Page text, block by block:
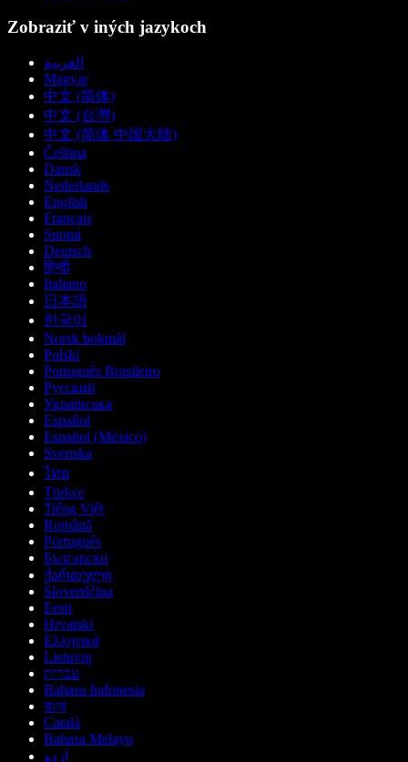
Zobraziť v iných jazykoch
العربية
Magyar
中文 (简体)
中文 (台灣)
中文 (简体 中国大陆)
Čeština
Dansk
Nederlands
English
Français
Suomi
Deutsch
हिन्दी
Italiano
日本語
한국어
Norsk bokmål
Polski
Português Brasileiro
Русский
Українська
Español
Español (México)
Svenska
ไทย
Türkçe
Tiếng Việt
Română
Português
Български
ქართული
Slovenščina
Eesti
Hrvatski
Ελληνικά
Lietuvių
עברית
Bahasa Indonesia
বাংলা
Català
Bahasa Melayu
اردو